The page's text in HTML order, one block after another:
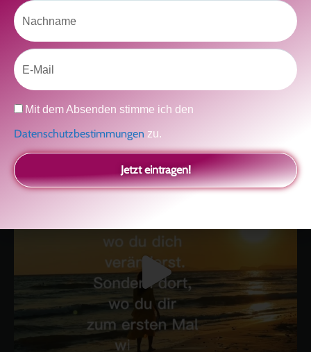
kolitscher.by.biotic
Kolitscher
Sisterlove
Nachname
Email
Datenschutz
Mit dem Absenden stimme ich den
Datenschutzbestimmungen zu.
Jetzt eintragen!